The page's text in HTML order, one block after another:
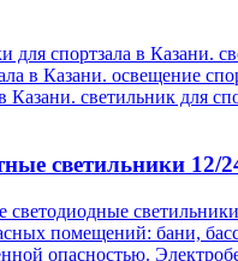
для спортзала в Казани.
в Казани. освещение
Казани. светильник для
светильники 12/
светодиодные
помещений: бани,
опасностью.